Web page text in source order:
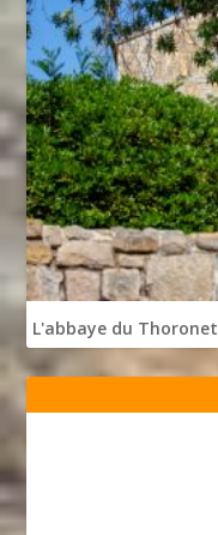
L'abbaye du Thoronet